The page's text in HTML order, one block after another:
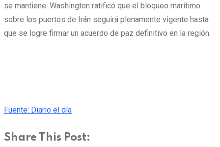
se mantiene. Washington ratificó que el bloqueo marítimo
sobre los puertos de Irán seguirá plenamente vigente hasta
que se logre firmar un acuerdo de paz definitivo en la región.
Fuente: Diario el día
Share This Post: